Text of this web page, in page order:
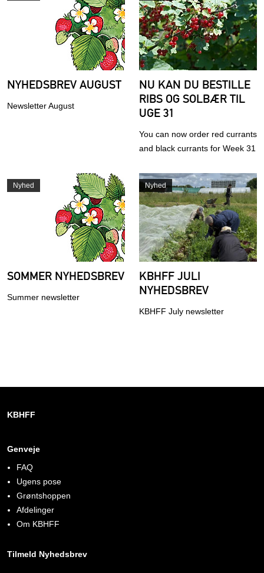
NYHEDSBREV AUGUST
Newsletter August
NU KAN DU BESTILLE
RIBS OG SOLBÆR TIL
UGE 31
You can now order red currants
and black currants for Week 31
Nyhed
SOMMER NYHEDSBREV
Summer newsletter
Nyhed
KBHFF JULI
NYHEDSBREV
KBHFF July newsletter
KBHFF
Genveje
FAQ
Ugens pose
Grøntshoppen
Afdelinger
Om KBHFF
Tilmeld Nyhedsbrev